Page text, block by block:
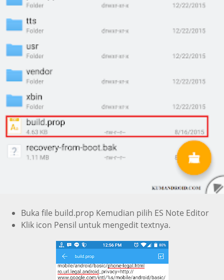
Buka file build.prop Kemudian pilih ES Note Editor
Klik icon Pensil untuk mengedit textnya.